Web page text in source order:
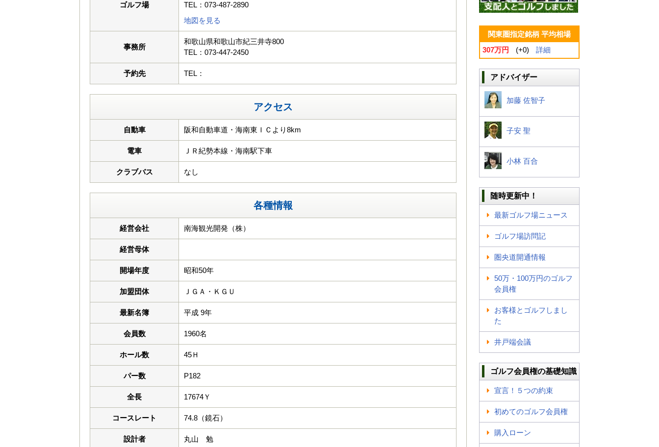
ゴルフ場
TEL：073-487-2890
地図を見る
事務所
和歌山県和歌山市紀三井寺800
TEL：073-447-2450
予約先 TEL：
アクセス
自動車 阪和自動車道・海南東ＩＣより8km
電車 ＪＲ紀勢本線・海南駅下車
クラブバス なし
各種情報
経営会社 南海観光開発（株）
経営母体
開場年度 昭和50年
加盟団体 ＪＧＡ・ＫＧＵ
最新名簿 平成 9年
会員数 1960名
ホール数 45Ｈ
パー数 P182
全長 17674Ｙ
コースレート 74.8（鏡石）
設計者 丸山 勉
関東圏指定銘柄 平均相場
307万円
(+0) 詳細
アドバイザー
加藤 佐智子
子安 聖
小林 百合
随時更新中！
最新ゴルフ場ニュース
ゴルフ場訪問記
圏央道開通情報
50万・100万円のゴルフ
会員権
お客様とゴルフしまし
た
井戸端会議
ゴルフ会員権の基礎知識
宣言！５つの約束
初めてのゴルフ会員権
購入ローン